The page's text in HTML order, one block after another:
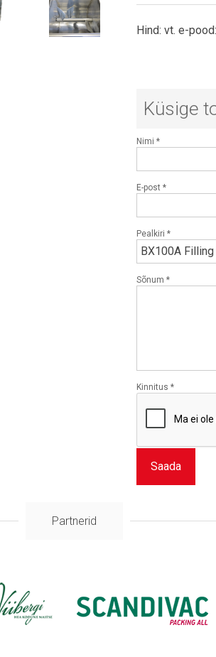
Hind: vt. e-pood:
Küsige
Nimi *
E-post *
Pealkiri *
Sõnum *
Kinnitus *
Saada
Partnerid